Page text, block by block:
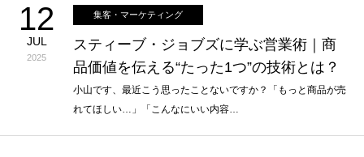
12
JUL
2025
集客・マーケティング
スティーブ・ジョブズに学ぶ営業術｜商
品価値を伝える“たった1つ”の技術とは？
小山です、最近こう思ったことないですか？「もっと商品が売
れてほしい…」「こんなにいい内容…
無料ガイドブック
オンシク本
プロフィール